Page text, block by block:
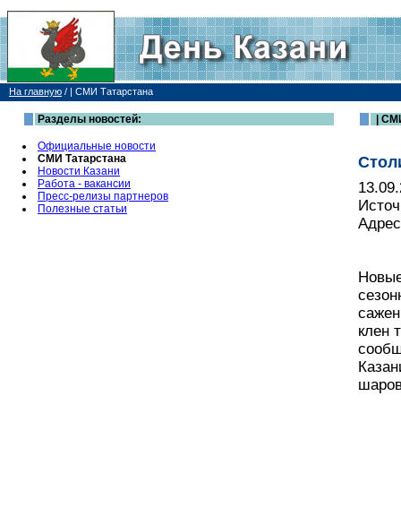
На главную / | СМИ Татарстана
Разделы новостей:
Официальные новости
СМИ Татарстана
Новости Казани
Работа - вакансии
Пресс-релизы партнеров
Полезные статьи
|
клен